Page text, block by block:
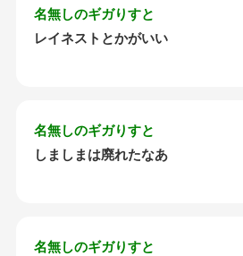
名無しのギガりすと
レイネストとかがいい
名無しのギガりすと
しましまは廃れたなあ
名無しのギガりすと